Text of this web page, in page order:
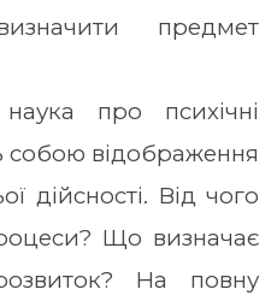
предмет
про психічні
собою відображення
дійсності. Від чого
Що визначає
На повну